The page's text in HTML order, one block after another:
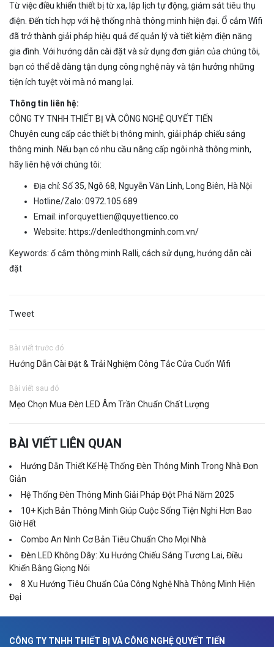
Từ việc điều khiển thiết bị từ xa, lập lịch tự động, giám sát tiêu thụ
điện. Đến tích hợp với hệ thống nhà thông minh hiện đại. Ổ cắm Wifi
đã trở thành giải pháp hiệu quả để quản lý và tiết kiệm điện năng
gia đình. Với hướng dẫn cài đặt và sử dụng đơn giản của chúng tôi,
bạn có thể dễ dàng tận dụng công nghệ này và tận hưởng những
tiện ích tuyệt vời mà nó mang lại.
Thông tin liên hệ:
CÔNG TY TNHH THIẾT BỊ VÀ CÔNG NGHỆ QUYẾT TIẾN
Chuyên cung cấp các thiết bị thông minh, giải pháp chiếu sáng
thông minh. Nếu bạn có nhu cầu nâng cấp ngôi nhà thông minh,
hãy liên hệ với chúng tôi:
Địa chỉ: Số 35, Ngõ 68, Nguyễn Văn Linh, Long Biên, Hà Nội
Hotline/Zalo: 0972.105.689
Email: inforquyettien@quyettienco.co
Website: https://denledthongminh.com.vn/
Keywords: ổ cắm thông minh Ralli, cách sử dụng, hướng dẫn cài
đặt
Tweet
Bài viết trước đó
Hướng Dẫn Cài Đặt & Trải Nghiệm Công Tắc Cửa Cuốn Wifi
Bài viết sau đó
Mẹo Chọn Mua Đèn LED Âm Trần Chuẩn Chất Lượng
BÀI VIẾT LIÊN QUAN
Hướng Dẫn Thiết Kế Hệ Thống Đèn Thông Minh Trong Nhà Đơn
Giản
Hệ Thống Đèn Thông Minh Giải Pháp Đột Phá Năm 2025
10+ Kịch Bản Thông Minh Giúp Cuộc Sống Tiện Nghi Hơn Bao
Giờ Hết
Combo An Ninh Cơ Bản Tiêu Chuẩn Cho Mọi Nhà
Đèn LED Không Dây: Xu Hướng Chiếu Sáng Tương Lai, Điều
Khiển Bằng Giọng Nói
8 Xu Hướng Tiêu Chuẩn Của Công Nghệ Nhà Thông Minh Hiện
Đại
CÔNG TY TNHH THIẾT BỊ VÀ CÔNG NGHỆ QUYẾT TIẾN